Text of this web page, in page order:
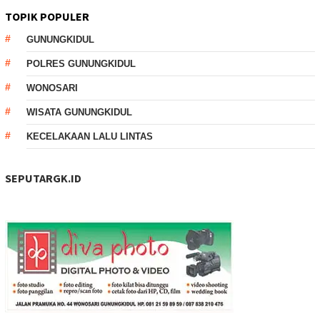
TOPIK POPULER
GUNUNGKIDUL
POLRES GUNUNGKIDUL
WONOSARI
WISATA GUNUNGKIDUL
KECELAKAAN LALU LINTAS
SEPUTARGK.ID